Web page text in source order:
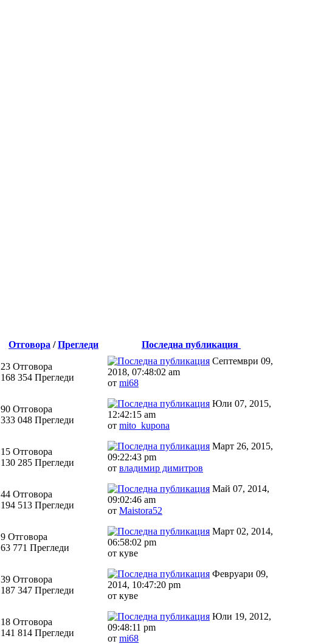
Отговора /Прегледи
Последна публикация
23 Отговора
168 354 Прегледи
Септември 09,
2018, 07:48:02 am
от mi68
90 Отговора
333 048 Прегледи
Юли 07, 2015,
12:42:15 am
от mito_kupona
15 Отговора
130 285 Прегледи
Март 26, 2015,
09:22:43 pm
от владимир димитров
44 Отговора
194 513 Прегледи
Май 07, 2014,
09:02:46 am
от Maistora52
9 Отговора
63 771 Прегледи
Март 02, 2014,
06:58:02 pm
от куве
39 Отговора
187 347 Прегледи
Февруари 09,
2014, 10:47:20 pm
от куве
18 Отговора
141 814 Прегледи
Юли 19, 2012,
09:48:11 pm
от mi68